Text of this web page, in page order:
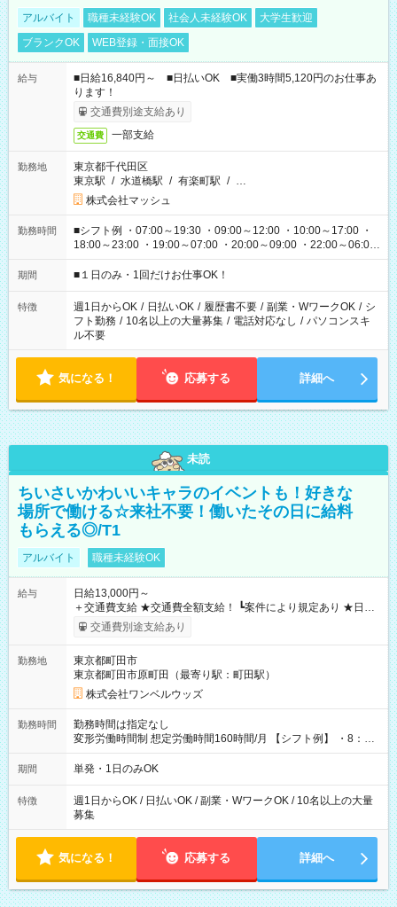
アルバイト 職種未経験OK 社会人未経験OK
大学生歓迎
ブランクOK
WEB登録・面接OK
給与
■日給16,840円～ ■日払いOK ■実働3時間5,120円のお仕事あ
ります！
交通費別途支給あり
交通費 一部支給
勤務地
東京都千代田区
東京駅 / 水道橋駅 / 有楽町駅 / …
株式会社マッシュ
勤務時間
■シフト例 ・07:00～19:30 ・09:00～12:00 ・10:00～17:00 ・
18:00～23:00 ・19:00～07:00 ・20:00～09:00 ・22:00～06:00
etc ★最短で3時間で5,120円のお仕事から 15時間で2万円近く稼
げるお仕事も！ ご希望のお時間に合わせてご紹介！ ※シフトは
ください！
期間 ■１日のみ・1回だけお仕事OK！
特徴 週1日からOK / 日払いOK / 履歴書不要 / 副業・WワークOK / シ
フト勤務 / 10名以上の大量募集 / 電話対応なし / パソコンスキ
ル不要
気になる！ 応募する 詳細へ
未読
ちいさいかわいいキャラのイベントも！好きな
場所で働ける☆来社不要！働いたその日に給料
もらえる◎/T1
アルバイト 職種未経験OK
給与
日給13,000円～
＋交通費支給 ★交通費全額支給！ ┗案件により規定あり ★日払
いOK！（規定あり） ┗働いたその日に現金GET♪ お仕事後はコ
ンビニATMから 日払い分を引き落とせます！ 【試用期間】試
交通費別途支給あり
勤務地
東京都町田市
東京都町田市原町田（最寄り駅：町田駅）
株式会社ワンベルウッズ
勤務時間
勤務時間は指定なし
変形労働時間制 想定労働時間160時間/月 【シフト例】 ・8：00
～21：00
期間 単発・1日のみOK
特徴
週1日からOK / 日払いOK / 副業・WワークOK / 10名以上の大量
募集
気になる！ 応募する 詳細へ